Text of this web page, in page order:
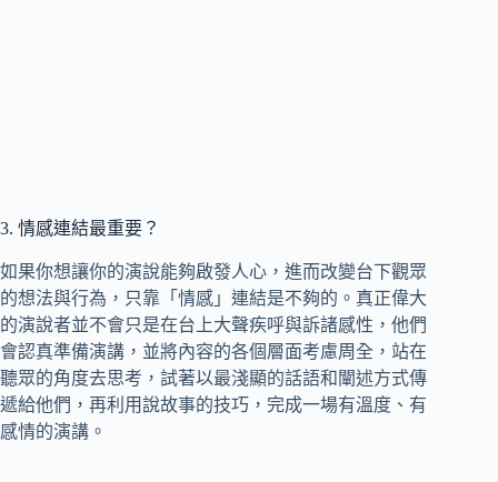
3. 情感連結最重要？
如果你想讓你的演說能夠啟發人心，進而改變台下觀眾
的想法與行為，只靠「情感」連結是不夠的。真正偉大
的演說者並不會只是在台上大聲疾呼與訴諸感性，他們
會認真準備演講，並將內容的各個層面考慮周全，站在
聽眾的角度去思考，試著以最淺顯的話語和闡述方式傳
遞給他們，再利用說故事的技巧，完成一場有溫度、有
感情的演講。